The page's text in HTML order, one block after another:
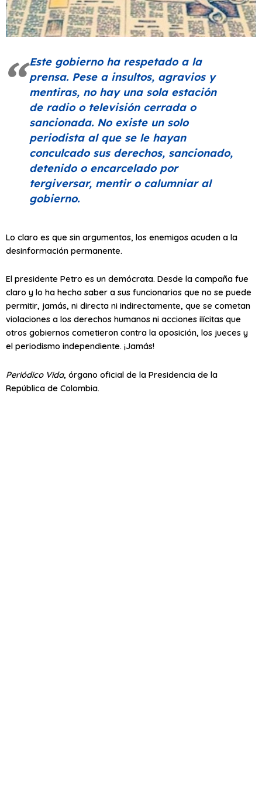
Este gobierno ha respetado a la
prensa. Pese a insultos, agravios y
mentiras, no hay una sola estación
de radio o televisión cerrada o
sancionada. No existe un solo
periodista al que se le hayan
conculcado sus derechos, sancionado,
detenido o encarcelado por
tergiversar, mentir o calumniar al
gobierno.
Lo claro es que sin argumentos, los enemigos acuden a la
desinformación permanente.
El presidente Petro es un demócrata. Desde la campaña fue
claro y lo ha hecho saber a sus funcionarios que no se puede
permitir, jamás, ni directa ni indirectamente, que se cometan
violaciones a los derechos humanos ni acciones ilícitas que
otros gobiernos cometieron contra la oposición, los jueces y
el periodismo independiente. ¡Jamás!
Periódico Vida, órgano oficial de la Presidencia de la
República de Colombia.